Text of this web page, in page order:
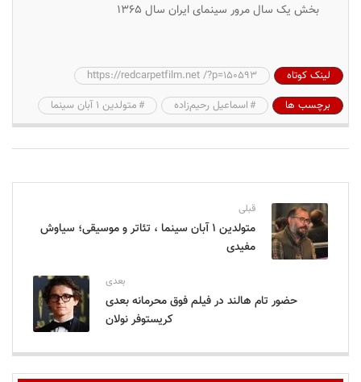
بخش یک سال مرور سینمای ایران سال ۱۳۶۵
لینک کوتاه
https://redcarpetfilm.net /?p=150593
برچسب ها
اسماعیل رحیم‌زاده متولدین ۱ آبان سینما
قبلی
متولدین ۱ آبان سینما ، تئاتر و موسیقی؛ سیاوش
مفیدی
بعدی
حضور تام هالند در فیلم فوق محرمانه بعدی
کریستوفر نولان